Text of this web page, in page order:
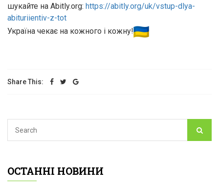
шукайте на Abitly.org: https://abitly.org/uk/vstup-dlya-
abituriientiv-z-tot
Україна чекає на кожного і кожну!
Share This:
ОСТАННІ НОВИНИ